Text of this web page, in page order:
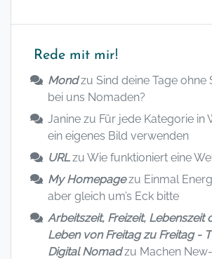
Rede mit mir!
Mondzu Sind deine Tage ohne
bei uns Nomaden?
Janine zu Für jede Kategorie in
ein eigenes Bild verwenden
URLzu Wie funktioniert eine
My Homepagezu Einmal
aber gleich um’s Eck bitte
Arbeitszeit, Freizeit, Lebenszeit
Leben von Freitag zu Freitag -
Digital Nomadzu Machen